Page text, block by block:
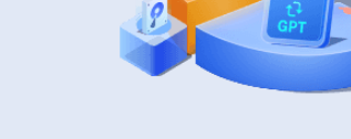
Deploy Manager
Despliegue inteligente de